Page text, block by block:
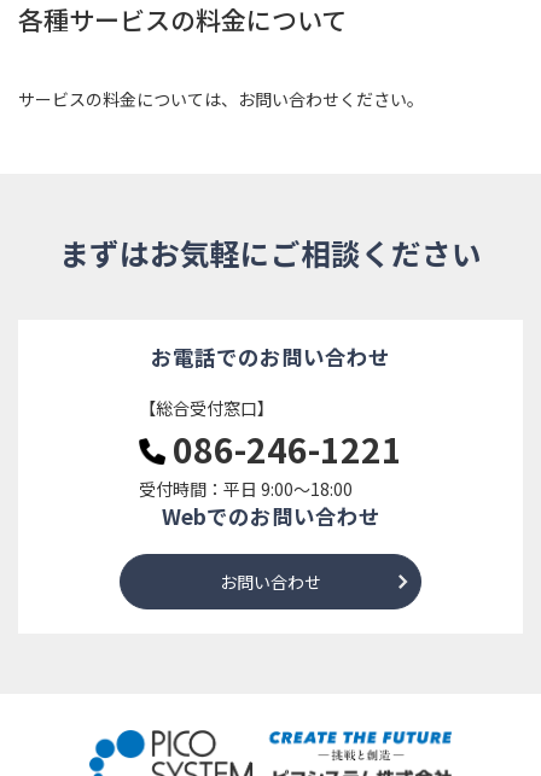
各種サービスの料金について
サービスの料金については、お問い合わせください。
まずはお気軽にご相談ください
お電話でのお問い合わせ
【総合受付窓口】
086-246-1221
受付時間：平日 9:00～18:00
Webでのお問い合わせ
お問い合わせ